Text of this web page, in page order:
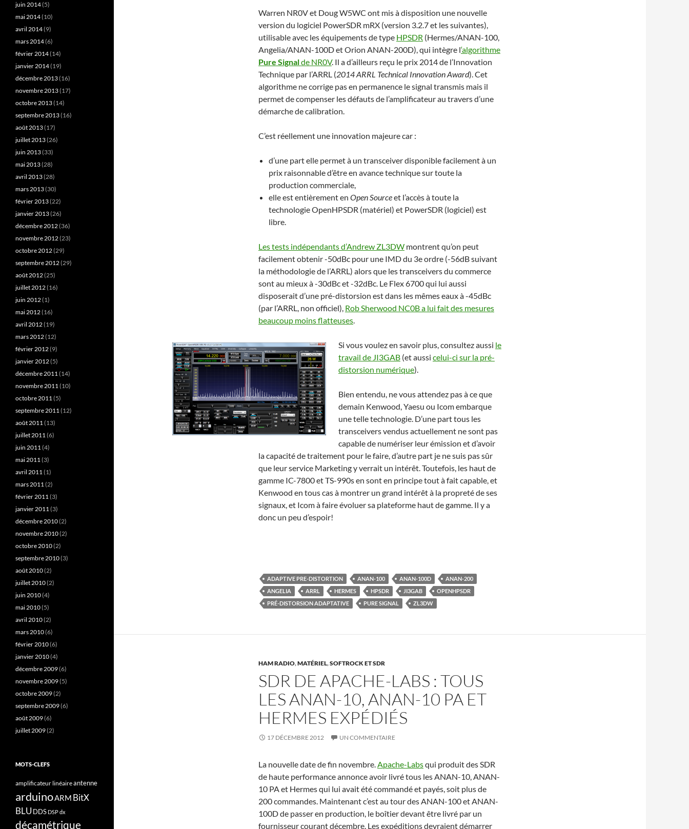
Warren NR0V et Doug W5WC ont mis à disposition une nouvelle
version du logiciel PowerSDR mRX (version 3.2.7 et les suivantes),
utilisable avec les équipements de type HPSDR (Hermes/ANAN-100,
Angelia/ANAN-100D et Orion ANAN-200D), qui intègre l‘algorithme
Pure Signalde NR0V. Il a d’ailleurs reçu le prix 2014 de l’Innovation
Technique par l’ARRL (2014 ARRL Technical Innovation Award). Cet
algorithme ne corrige pas en permanence le signal transmis mais il
permet de compenser les défauts de l’amplificateur au travers d’une
démarche de calibration.
C’est réellement une innovation majeure car :
d’une part elle permet à un transceiver disponible facilement à un
prix raisonnable d’être en avance technique sur toute la
production commerciale,
elle est entièrement en Open Sourceet l’accès à toute la
technologie OpenHPSDR (matériel) et PowerSDR (logiciel) est
libre.
Les tests indépendants d’Andrew ZL3DW montrent qu’on peut
facilement obtenir -50dBc pour une IMD du 3e ordre (-56dB suivant
la méthodologie de l’ARRL) alors que les transceivers du commerce
sont au mieux à -30dBc et -32dBc. Le Flex 6700 qui lui aussi
disposerait d’une pré-distorsion est dans les mêmes eaux à -45dBc
(par l’ARRL, non officiel), Rob Sherwood NC0B a lui fait des mesures
beaucoup moins flatteuses.
Si vous voulez en savoir plus, consultez aussi le
travail de JI3GAB (et aussi celui-ci sur la pré-
distorsion numérique).
Bien entendu, ne vous attendez pas à ce que
demain Kenwood, Yaesu ou Icom embarque
une telle technologie. D’une part tous les
transceivers vendus actuellement ne sont pas
capable de numériser leur émission et d’avoir
la capacité de traitement pour le faire, d’autre part je ne suis pas sûr
que leur service Marketing y verrait un intérêt. Toutefois, les haut de
gamme IC-7800 et TS-990s en sont en principe tout à fait capable, et
Kenwood en tous cas à montrer un grand intérêt à la propreté de ses
signaux, et Icom à faire évoluer sa plateforme haut de gamme. Il y a
donc un peu d’espoir!
ADAPTIVE PRE-DISTORTION ANAN-100 ANAN-100D
ANAN-200
ANGELIA
ARRL HERMES HPSDR JI3GAB
OPENHPSDR
PRÉ-DISTORSION ADAPTATIVE
PURE SIGNAL ZL3DW
HAM RADIO,MATÉRIEL,SOFTROCK ET SDR
SDR DE APACHE-LABS : TOUS
LES ANAN-10, ANAN-10 PA ET
HERMES EXPÉDIÉS
17 DÉCEMBRE 2012 UN COMMENTAIRE
La nouvelle date de fin novembre.Apache-Labsqui produit des SDR
de haute performance annonce avoir livré tous les ANAN-10, ANAN-
10 PA et Hermes qui lui avait été commandé et payés, soit plus de
200 commandes. Maintenant c’est au tour des ANAN-100 et ANAN-
100D de passer en production, le boîtier devant être livré par un
fournisseur courant décembre. Les expéditions devraient démarrer
juin 2014(5)
mai 2014(10)
avril 2014(9)
mars 2014(6)
février 2014(14)
janvier 2014(19)
décembre 2013(16)
novembre 2013(17)
octobre 2013(14)
septembre 2013(16)
août 2013(17)
juillet 2013(26)
juin 2013(33)
mai 2013(28)
avril 2013(28)
mars 2013(30)
février 2013(22)
janvier 2013(26)
décembre 2012(36)
novembre 2012(23)
octobre 2012(29)
septembre 2012(29)
août 2012(25)
juillet 2012(16)
juin 2012(1)
mai 2012(16)
avril 2012(19)
mars 2012(12)
février 2012(9)
janvier 2012(5)
décembre 2011(14)
novembre 2011(10)
octobre 2011(5)
septembre 2011(12)
août 2011(13)
juillet 2011(6)
juin 2011(4)
mai 2011(3)
avril 2011(1)
mars 2011(2)
février 2011(3)
janvier 2011(3)
décembre 2010(2)
novembre 2010(2)
octobre 2010(2)
septembre 2010(3)
août 2010(2)
juillet 2010(2)
juin 2010(4)
mai 2010(5)
avril 2010(2)
mars 2010(6)
février 2010(6)
janvier 2010(4)
décembre 2009(6)
novembre 2009(5)
octobre 2009(2)
septembre 2009(6)
août 2009(6)
juillet 2009(2)
MOTS-CLEFS
amplificateur linéaireantenne
arduinoARM BitX
BLU DDS DSPdx
décamétrique